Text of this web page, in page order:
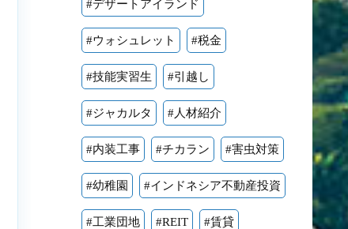
#デザートアイランド
#ウォシュレット #税金
#技能実習生 #引越し
#ジャカルタ #人材紹介
#内装工事 #チカラン #害虫対策
#幼稚園 #インドネシア不動産投資
#工業団地 #REIT #賃貸